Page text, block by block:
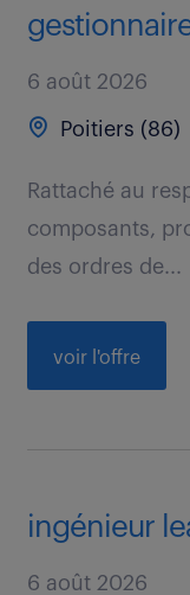
6 août 2026
Poitiers (86)
Rattaché au
composants,
des ordres de...
voir l'offre
ingénieur
6 août 2026